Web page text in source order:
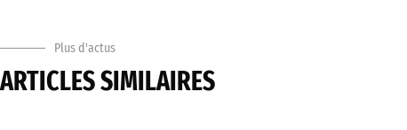
Plus d'actus
ARTICLES SIMILAIRES